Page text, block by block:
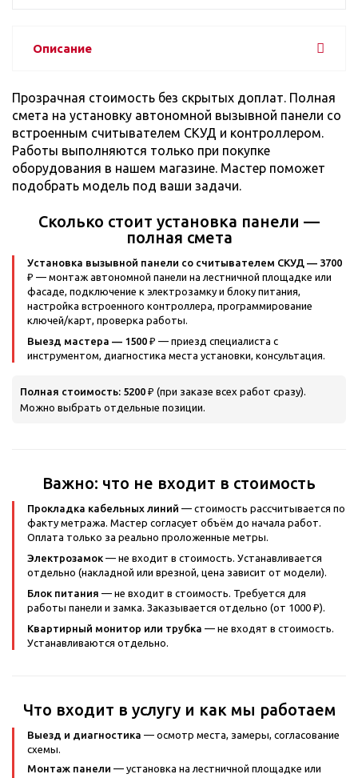
Описание
Прозрачная стоимость без скрытых доплат. Полная
смета на установку автономной вызывной панели со
встроенным считывателем СКУД и контроллером.
Работы выполняются только при покупке
оборудования в нашем магазине. Мастер поможет
подобрать модель под ваши задачи.
Сколько стоит установка панели —
полная смета
Установка вызывной панели со считывателем СКУД — 3700
₽ — монтаж автономной панели на лестничной площадке или
фасаде, подключение к электрозамку и блоку питания,
настройка встроенного контроллера, программирование
ключей/карт, проверка работы.
Выезд мастера — 1500 ₽ — приезд специалиста с
инструментом, диагностика места установки, консультация.
Полная стоимость: 5200 ₽ (при заказе всех работ сразу).
Можно выбрать отдельные позиции.
Важно: что не входит в стоимость
Прокладка кабельных линий — стоимость рассчитывается по
факту метража. Мастер согласует объём до начала работ.
Оплата только за реально проложенные метры.
Электрозамок — не входит в стоимость. Устанавливается
отдельно (накладной или врезной, цена зависит от модели).
Блок питания — не входит в стоимость. Требуется для
работы панели и замка. Заказывается отдельно (от 1000 ₽).
Квартирный монитор или трубка — не входят в стоимость.
Устанавливаются отдельно.
Что входит в услугу и как мы работаем
Выезд и диагностика — осмотр места, замеры, согласование
схемы.
Монтаж панели — установка на лестничной площадке или